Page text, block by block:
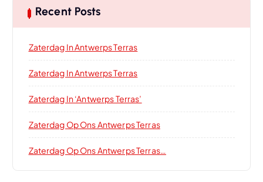
Recent Posts
Zaterdag In Antwerps Terras
Zaterdag In Antwerps Terras
Zaterdag In ‘Antwerps Terras’
Zaterdag Op Ons Antwerps Terras
Zaterdag Op Ons Antwerps Terras…